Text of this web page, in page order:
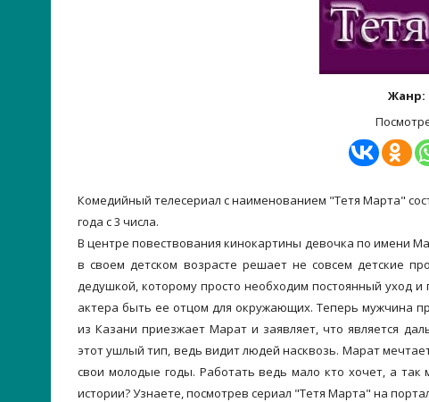
Жанр:
Комедийный телесериал с наименованием "Тетя Марта"
года с 3 числа.
В центре повествования кинокартины девочка по имени
в своем детском возрасте решает не совсем детские
дедушкой, которому просто необходим постоянный уход
актера быть ее отцом для окружающих. Теперь мужчина
из Казани приезжает Марат и заявляет, что является
этот ушлый тип, ведь видит людей насквозь. Марат
свои молодые годы. Работать ведь мало кто хочет, а
истории? Узнаете, посмотрев сериал "Тетя Марта" на